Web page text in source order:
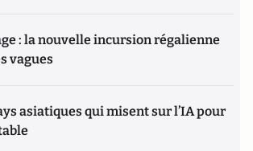
: la nouvelle incursion régalienne
vagues
asiatiques qui misent sur l’IA pour